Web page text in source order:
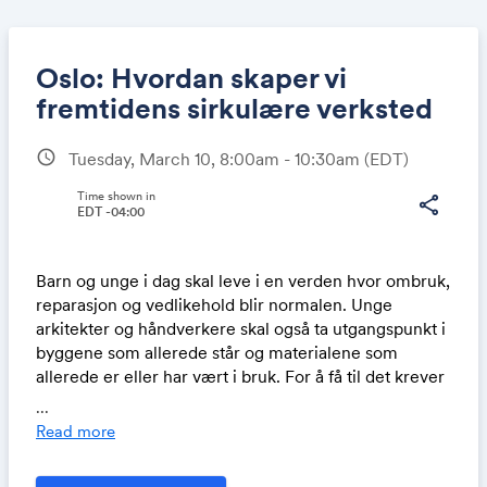
Oslo: Hvordan skaper vi
fremtidens sirkulære verksted
schedule Tuesday, March 10, 8:00am - 10:30am (EDT)
share
Time shown in
EDT -04:00
Barn og unge i dag skal leve i en verden hvor ombruk,
reparasjon og vedlikehold blir normalen. Unge
arkitekter og håndverkere skal også ta utgangspunkt i
byggene som allerede står og materialene som
allerede er eller har vært i bruk. For å få til det krever
kompetanse! Men hvor skal vi lære de praktiske
arenaene for å teste ut dette, jobbe praktisk med
...
Read more
Share